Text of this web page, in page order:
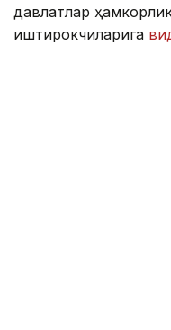
давлатлар
иштирокчиларига